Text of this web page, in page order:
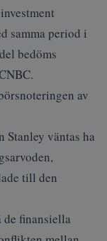
samma period i
bedöms
.
av
Stanley väntas ha
till den
de finansiella